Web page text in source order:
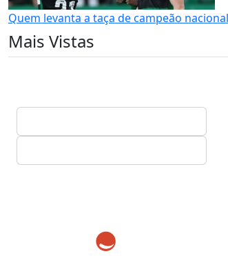
Quem levanta a taça de campeão
Mais Vistas